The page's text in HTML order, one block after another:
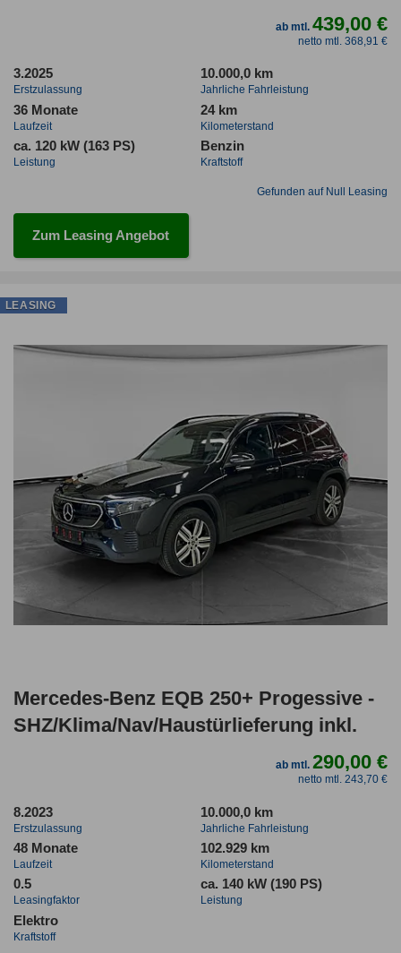
ab mtl.439,00 €
netto mtl. 368,91 €
3.2025
Erstzulassung
10.000,0 km
Jahrliche Fahrleistung
36 Monate
Laufzeit
24 km
Kilometerstand
ca. 120 kW (163 PS)
Leistung
Benzin
Kraftstoff
Gefunden auf Null Leasing
Zum Leasing Angebot
Mercedes-Benz EQB 250+ Progessive -
SHZ/Klima/Nav/Haustürlieferung inkl.
ab mtl.290,00 €
netto mtl. 243,70 €
8.2023
Erstzulassung
10.000,0 km
Jahrliche Fahrleistung
48 Monate
Laufzeit
102.929 km
Kilometerstand
0.5
Leasingfaktor
ca. 140 kW (190 PS)
Leistung
Elektro
Kraftstoff
LEASING